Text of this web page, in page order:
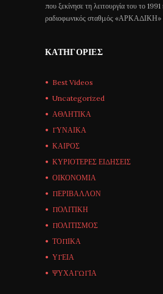
που ξεκίνησε τη λειτουργία του το
ραδιοφωνικός σταθμός
ΚΑΤΗΓΟΡΊΕΣ
Best Videos
Uncategorized
ΑΘΛΗΤΙΚΑ
ΓΥΝΑΙΚΑ
ΚΑΙΡΟΣ
ΚΥΡΙΟΤΕΡΕΣ ΕΙΔΗΣΕΙΣ
ΟΙΚΟΝΟΜΙΑ
ΠΕΡΙΒΑΛΛΟΝ
ΠΟΛΙΤΙΚΗ
ΠΟΛΙΤΙΣΜΟΣ
ΤΟΠΙΚΑ
ΥΓΕΙΑ
ΨΥΧΑΓΩΓΙΑ